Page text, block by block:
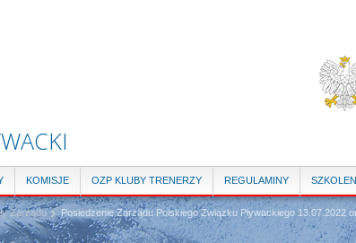
KOMISJE OZP KLUBY TRENERZY REGULAMINY
Zarządu Posiedzenie Zarządu Polskiego Związku Pływackiego 13.07.2022